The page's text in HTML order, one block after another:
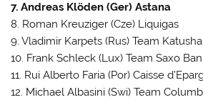
7. Andreas Klöden (Ger) Astana
8. Roman Kreuziger (Cze) Liquigas
9. Vladimir Karpets (Rus) Team Katusha
10. Frank Schleck (Lux) Team Saxo
11. Rui Alberto Faria (Por) Caisse
12. Michael Albasini (Swi) Team